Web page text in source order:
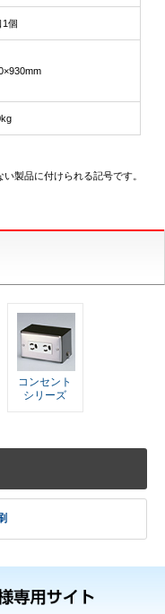
1個
品に付けられる記号です。
コンセント
シリーズ